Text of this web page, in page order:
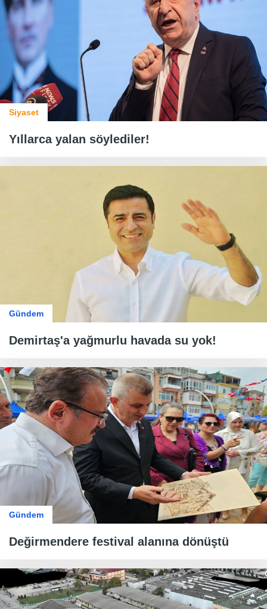
Siyaset
Yıllarca yalan söylediler!
Gündem
Demirtaş'a yağmurlu havada su yok!
Gündem
Değirmendere festival alanına dönüştü